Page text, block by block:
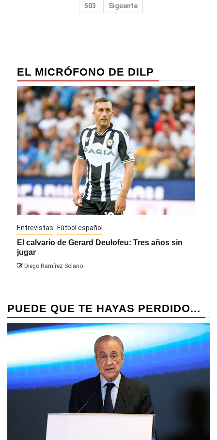
503
Siguente
EL MICRÓFONO DE DILP
Entrevistas Fútbol español
El calvario de Gerard Deulofeu: Tres años sin
jugar
Diego Ramírez Solano
PUEDE QUE TE HAYAS PERDIDO...